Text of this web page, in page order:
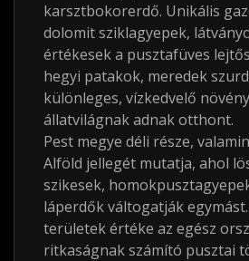
karsztbokorerdő. Unikális
dolomit sziklagyepek,
értékesek a pusztafüves
hegyi patakok, meredek
különleges, vízkedvelő
állatvilágnak adnak otthont.
Pest megye déli része,
Alföld jellegét mutatja, ahol
szikesek,
láperdők váltogatják
területek értéke az egész
ritkaságnak számító pusztai